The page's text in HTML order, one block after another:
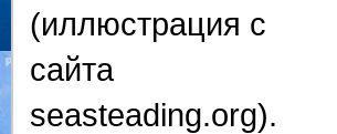
(иллюстрация с
сайта
seasteading.org).